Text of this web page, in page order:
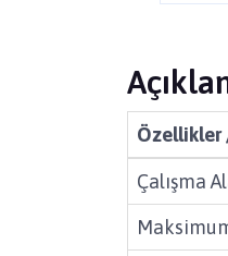
Özellikler
Çalışma